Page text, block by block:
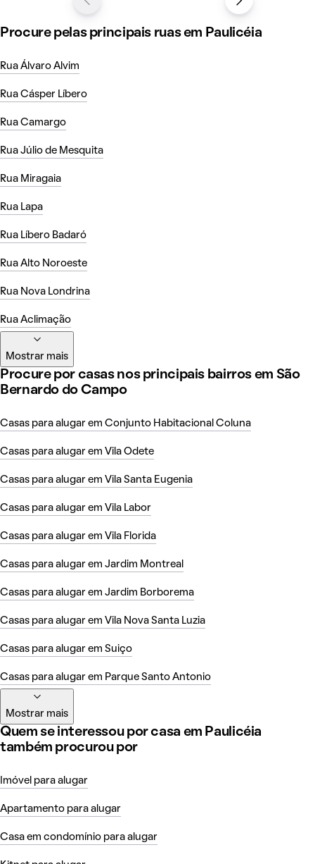
Procure pelas principais ruas em Paulicéia
Rua Álvaro Alvim
Rua Cásper Líbero
Rua Camargo
Rua Júlio de Mesquita
Rua Miragaia
Rua Lapa
Rua Líbero Badaró
Rua Alto Noroeste
Rua Nova Londrina
Rua Aclimação
Mostrar mais
Procure por casas nos principais bairros em São
Bernardo do Campo
Casas para alugar em Conjunto Habitacional Coluna
Casas para alugar em Vila Odete
Casas para alugar em Vila Santa Eugenia
Casas para alugar em Vila Labor
Casas para alugar em Vila Florida
Casas para alugar em Jardim Montreal
Casas para alugar em Jardim Borborema
Casas para alugar em Vila Nova Santa Luzia
Casas para alugar em Suiço
Casas para alugar em Parque Santo Antonio
Mostrar mais
Quem se interessou por casa em Paulicéia
também procurou por
Imóvel para alugar
Apartamento para alugar
Casa em condomínio para alugar